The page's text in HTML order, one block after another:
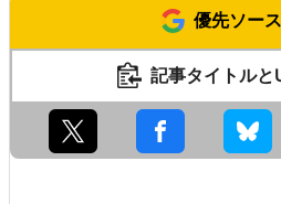
優先ソー
記事タイトルと